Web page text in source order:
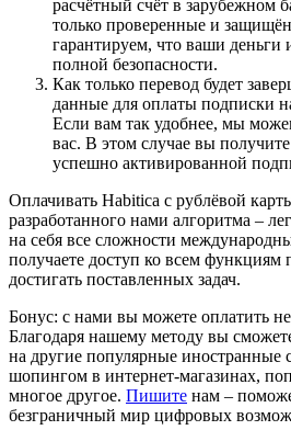
расчётный счёт в зарубежном
только проверенные и
гарантируем, что ваши деньги
полной безопасности.
Как только перевод будет
данные для оплаты подписки
Если вам так удобнее, мы
вас. В этом случае вы
успешно активированной
Оплачивать Habitica с рублёвой
разработанного нами алгоритма –
на себя все сложности
получаете доступ ко всем
достигать поставленных задач.
Бонус: с нами вы можете оплатить
Благодаря нашему методу вы
на другие популярные иностранные
шопингом в интернет-магазинах,
многое другое. Пишите нам –
безграничный мир цифровых